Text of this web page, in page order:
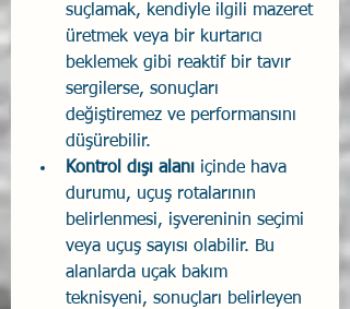
suçlamak, kendiyle ilgili mazeret
üretmek veya bir kurtarıcı
beklemek gibi reaktif bir tavır
sergilerse, sonuçları
değiştiremez ve performansını
düşürebilir.
Kontrol dışı alanı içinde hava
durumu, uçuş rotalarının
belirlenmesi, işvereninin seçimi
veya uçuş sayısı olabilir. Bu
alanlarda uçak bakım
teknisyeni, sonuçları belirleyen